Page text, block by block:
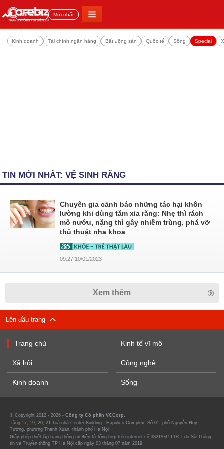
Đọc nhiều Mới nhất
Kinh doanh Tài chính ngân hàng Bất động sản Quốc tế Sống Special
TIN MỚI NHẤT: VỆ SINH RĂNG
Chuyên gia cảnh báo những tác hại khôn
lường khi dùng tăm xỉa răng: Nhẹ thì rách
mô nướu, nặng thì gây nhiễm trùng, phá vỡ
thủ thuật nha khoa
09:27 10/01/2023
Xem thêm
Lên đầu trang
Trang chủ
Xã hội
Kinh doanh
Kinh tế vĩ mô
Công nghệ
Sống
© Copyright 2012 - 2026 - Công ty Cổ phần VCCorp.
Tầng 17, 19, 20, 21 Toà nhà Center Building - Hapulico Complex, Số 01, phố Nguyễn Huy
Tưởng, phường Thanh Xuân, thành phố Hà Nội
Giấy phép thiết lập trang thông tin điện tử tổng hợp trên internet số 3321/GP-TTĐT do Sở Thông
tin và Truyền thông TP Hà Nội cấp ngày 03 tháng 07 năm 2019.